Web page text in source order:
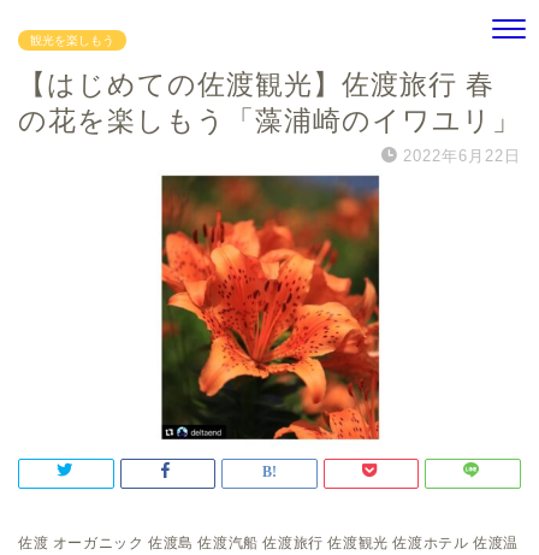
観光を楽しもう
【はじめての佐渡観光】佐渡旅行 春
の花を楽しもう「藻浦崎のイワユリ」
2022年6月22日
佐渡 オーガニック 佐渡島 佐渡汽船 佐渡旅行 佐渡観光 佐渡ホテル 佐渡温